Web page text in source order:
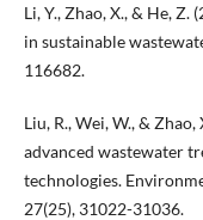
Li, Y., Zhao, X., & He,
in sustainable
116682.
Liu, R., Wei, W., &
advanced wastewater
technologies.
27(25), 31022-31036.